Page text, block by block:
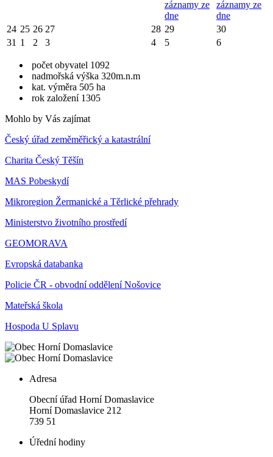
záznamy ze
dne
záznamy ze
dne
24 25 26 27 28 29
30
31 1 2 3 4 5 6
počet obyvatel 1092
nadmořská výška 320m.n.m
kat. výměra 505 ha
rok založení 1305
Mohlo by Vás zajímat
Český úřad zeměměřický a katastrální
Charita Český Těšín
MAS Pobeskydí
Mikroregion Žermanické a Těrlické přehrady
Ministerstvo životního prostředí
GEOMORAVA
Evropská databanka
Policie ČR - obvodní oddělení Nošovice
Mateřská škola
Hospoda U Splavu
Adresa
Obecní úřad Horní Domaslavice
Horní Domaslavice 212
739 51
Úřední hodiny